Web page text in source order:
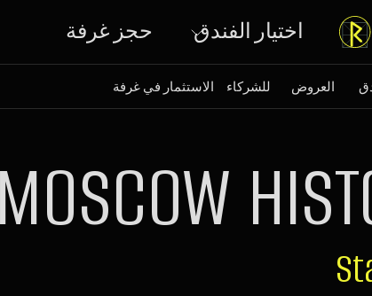
اختيار الفندق حجز غرفة
الاستثمار في غرفة للشركاء العروض